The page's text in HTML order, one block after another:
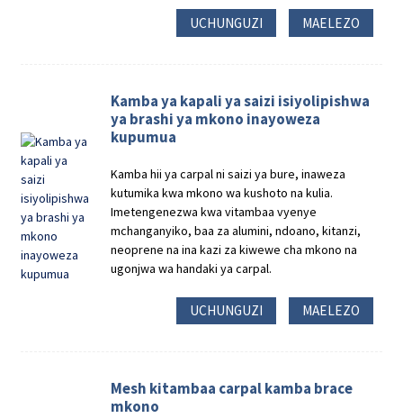
UCHUNGUZI MAELEZO
Kamba ya kapali ya saizi isiyolipishwa
ya brashi ya mkono inayoweza
kupumua
Kamba hii ya carpal ni saizi ya bure, inaweza
kutumika kwa mkono wa kushoto na kulia.
Imetengenezwa kwa vitambaa vyenye
mchanganyiko, baa za alumini, ndoano, kitanzi,
neoprene na ina kazi za kiwewe cha mkono na
ugonjwa wa handaki ya carpal.
UCHUNGUZI MAELEZO
Mesh kitambaa carpal kamba brace
mkono